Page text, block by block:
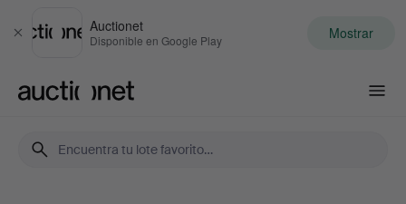
Cerrar
Auctionet
Disponible en Google Play Mostrar